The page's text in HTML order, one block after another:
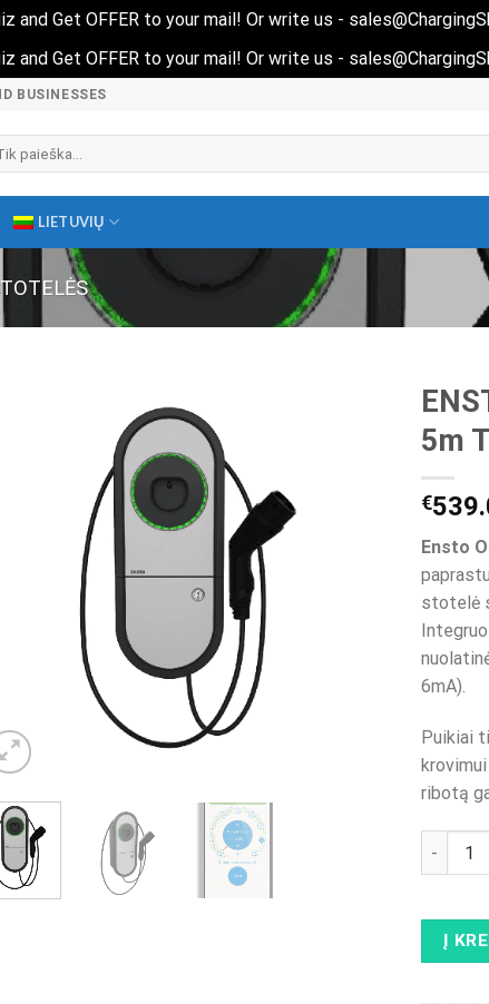
and Get OFFER to your mail! Or write us -
and Get OFFER to your mail! Or write us -
BUSINESSES
LIETUVIŲ
5m
€
Ensto
stotelė
6mA).
Puikiai
ribotą
Į